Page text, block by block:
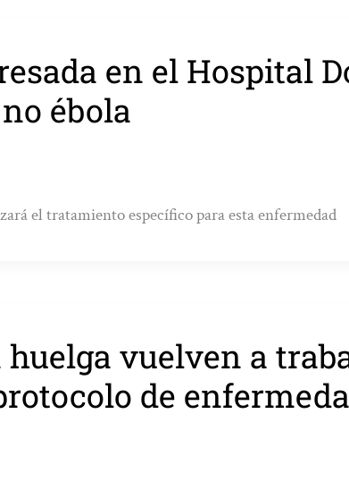
en el Hospital
ébola
el tratamiento específico para esta enfermedad
vuelven a
de